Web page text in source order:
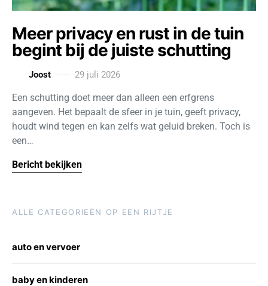
Meer privacy en rust in de tuin
begint bij de juiste schutting
Joost 29 juli 2026
Een schutting doet meer dan alleen een erfgrens
aangeven. Het bepaalt de sfeer in je tuin, geeft privacy,
houdt wind tegen en kan zelfs wat geluid breken. Toch is
een…
Bericht bekijken
ALLE CATEGORIEËN OP EEN RIJTJE
auto en vervoer
baby en kinderen